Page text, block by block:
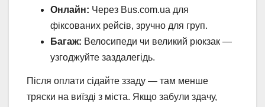
Онлайн: Через Bus.com.ua для
фіксованих рейсів, зручно для груп.
Багаж: Велосипеди чи великий рюкзак —
узгоджуйте заздалегідь.
Після оплати сідайте ззаду — там менше
тряски на виїзді з міста. Якщо забули здачу,